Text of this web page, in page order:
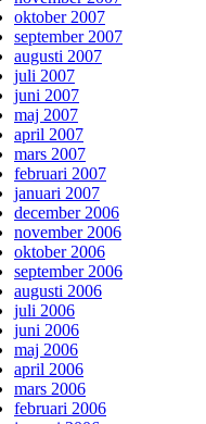
oktober 2007
september 2007
augusti 2007
juli 2007
juni 2007
maj 2007
april 2007
mars 2007
februari 2007
januari 2007
december 2006
november 2006
oktober 2006
september 2006
augusti 2006
juli 2006
juni 2006
maj 2006
april 2006
mars 2006
februari 2006